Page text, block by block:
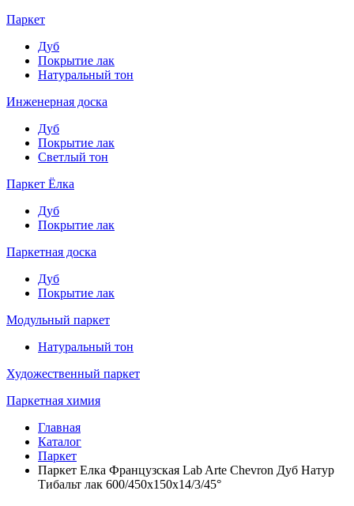
Паркет
Дуб
Покрытие лак
Натуральный тон
Инженерная доска
Дуб
Покрытие лак
Светлый тон
Паркет Ёлка
Дуб
Покрытие лак
Паркетная доска
Дуб
Покрытие лак
Модульный паркет
Натуральный тон
Художественный паркет
Паркетная химия
Главная
Каталог
Паркет
Паркет Елка Французская Lab Arte Chevron Дуб Натур
Тибальт лак 600/450х150х14/3/45°